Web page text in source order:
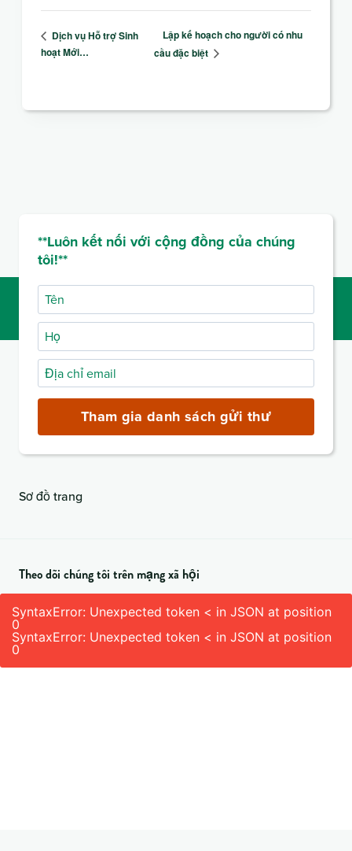
Dịch vụ Hỗ trợ Sinh
hoạt Mới…
Lập kế hoạch cho người có nhu
cầu đặc biệt
**Luôn kết nối với cộng đồng của chúng
tôi!**
Tên
Họ
Địa
chỉ
(bắt
buộc)
Tham gia danh sách gửi thư
Sơ đồ trang
Theo dõi chúng tôi trên mạng xã hội
SyntaxError: Unexpected token < in JSON at position
0
SyntaxError: Unexpected token < in JSON at position
0